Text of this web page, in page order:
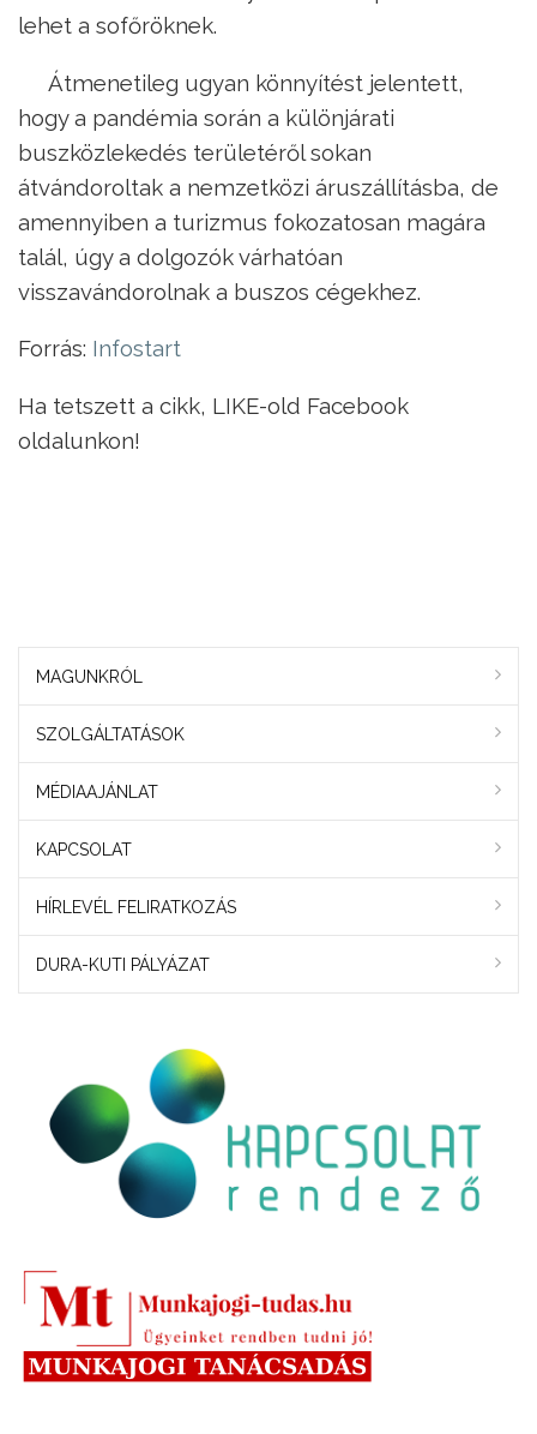
lehet a sofőröknek.
Átmenetileg ugyan könnyítést jelentett,
hogy a pandémia során a különjárati
buszközlekedés területéről sokan
átvándoroltak a nemzetközi áruszállításba, de
amennyiben a turizmus fokozatosan magára
talál, úgy a dolgozók várhatóan
visszavándorolnak a buszos cégekhez.
Forrás: Infostart
Ha tetszett a cikk, LIKE-old Facebook
oldalunkon!
MAGUNKRÓL
SZOLGÁLTATÁSOK
MÉDIAAJÁNLAT
KAPCSOLAT
HÍRLEVÉL FELIRATKOZÁS
DURA-KUTI PÁLYÁZAT